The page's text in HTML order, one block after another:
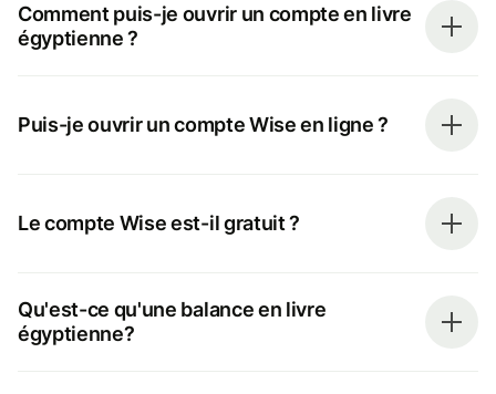
Comment puis-je ouvrir un compte en livre
égyptienne ?
Puis-je ouvrir un compte Wise en ligne ?
Le compte Wise est-il gratuit ?
Qu'est-ce qu'une balance en livre
égyptienne?